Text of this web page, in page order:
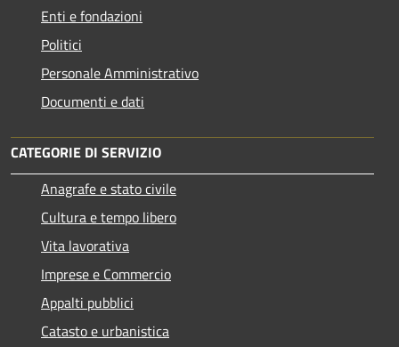
Enti e fondazioni
Politici
Personale Amministrativo
Documenti e dati
CATEGORIE DI SERVIZIO
Anagrafe e stato civile
Cultura e tempo libero
Vita lavorativa
Imprese e Commercio
Appalti pubblici
Catasto e urbanistica